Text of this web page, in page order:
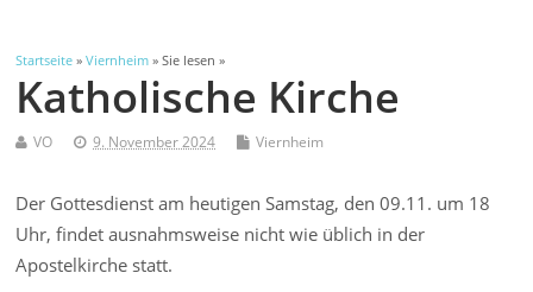
Startseite »Viernheim » Sie lesen »
Katholische Kirche
VO 9. November 2024 Viernheim
Der Gottesdienst am heutigen Samstag, den 09.11. um 18
Uhr, findet ausnahmsweise nicht wie üblich in der
Apostelkirche statt.